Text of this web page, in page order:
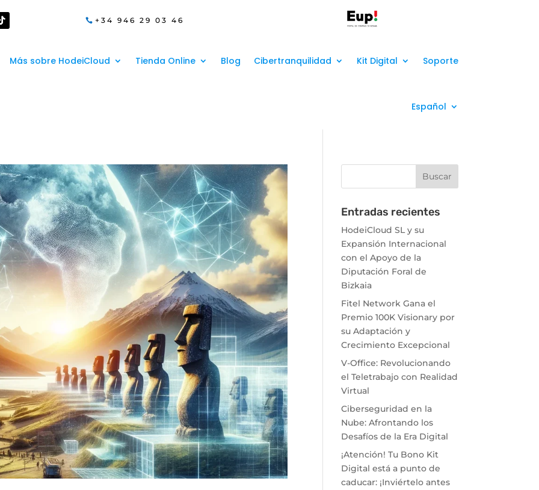
+34 946 29 03 46
Más sobre HodeiCloud Tienda Online Blog Cibertranquilidad Kit Digital Soporte
Español
Entradas recientes
HodeiCloud SL y su
Expansión Internacional
con el Apoyo de la
Diputación Foral de
Bizkaia
Fitel Network Gana el
Premio 100K Visionary por
su Adaptación y
Crecimiento Excepcional
V-Office: Revolucionando
el Teletrabajo con Realidad
Virtual
Ciberseguridad en la
Nube: Afrontando los
Desafíos de la Era Digital
¡Atención! Tu Bono Kit
Digital está a punto de
caducar: ¡Inviértelo antes